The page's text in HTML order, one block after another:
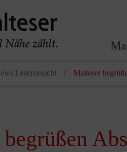
Listenansicht Malteser